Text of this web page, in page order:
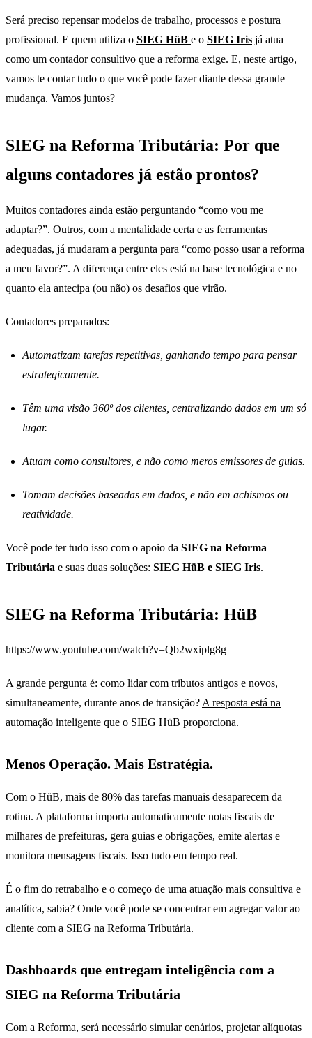
Será preciso repensar modelos de trabalho, processos e postura
profissional. E quem utiliza o SIEG HüB e o SIEG Iris já atua
como um contador consultivo que a reforma exige. E, neste artigo,
vamos te contar tudo o que você pode fazer diante dessa grande
mudança. Vamos juntos?
SIEG na Reforma Tributária: Por que
alguns contadores já estão prontos?
Muitos contadores ainda estão perguntando “como vou me
adaptar?”. Outros, com a mentalidade certa e as ferramentas
adequadas, já mudaram a pergunta para “como posso usar a reforma
a meu favor?”. A diferença entre eles está na base tecnológica e no
quanto ela antecipa (ou não) os desafios que virão.
Contadores preparados:
Automatizam tarefas repetitivas, ganhando tempo para pensar
estrategicamente.
Têm uma visão 360º dos clientes, centralizando dados em um só
lugar.
Atuam como consultores, e não como meros emissores de guias.
Tomam decisões baseadas em dados, e não em achismos ou
reatividade.
Você pode ter tudo isso com o apoio da SIEG na Reforma
Tributária e suas duas soluções: SIEG HüB e SIEG Iris.
SIEG na Reforma Tributária: HüB
https://www.youtube.com/watch?v=Qb2wxiplg8g
A grande pergunta é: como lidar com tributos antigos e novos,
simultaneamente, durante anos de transição? A resposta está na
automação inteligente que o SIEG HüB proporciona.
Menos Operação. Mais Estratégia.
Com o HüB, mais de 80% das tarefas manuais desaparecem da
rotina. A plataforma importa automaticamente notas fiscais de
milhares de prefeituras, gera guias e obrigações, emite alertas e
monitora mensagens fiscais. Isso tudo em tempo real.
É o fim do retrabalho e o começo de uma atuação mais consultiva e
analítica, sabia? Onde você pode se concentrar em agregar valor ao
cliente com a SIEG na Reforma Tributária.
Dashboards que entregam inteligência com a
SIEG na Reforma Tributária
Com a Reforma, será necessário simular cenários, projetar alíquotas